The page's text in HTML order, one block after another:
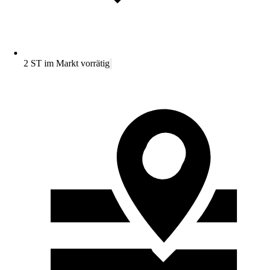
2 ST im Markt vorrätig